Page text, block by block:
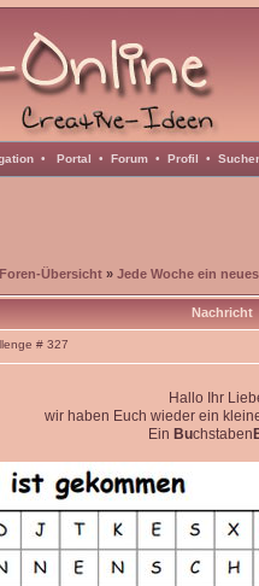
• Portal • Forum • Profil •
Übersicht » Jede Woche ein
Nachricht
# 327
Hallo Ihr
wir haben Euch wieder ein
Ein Buchstaben